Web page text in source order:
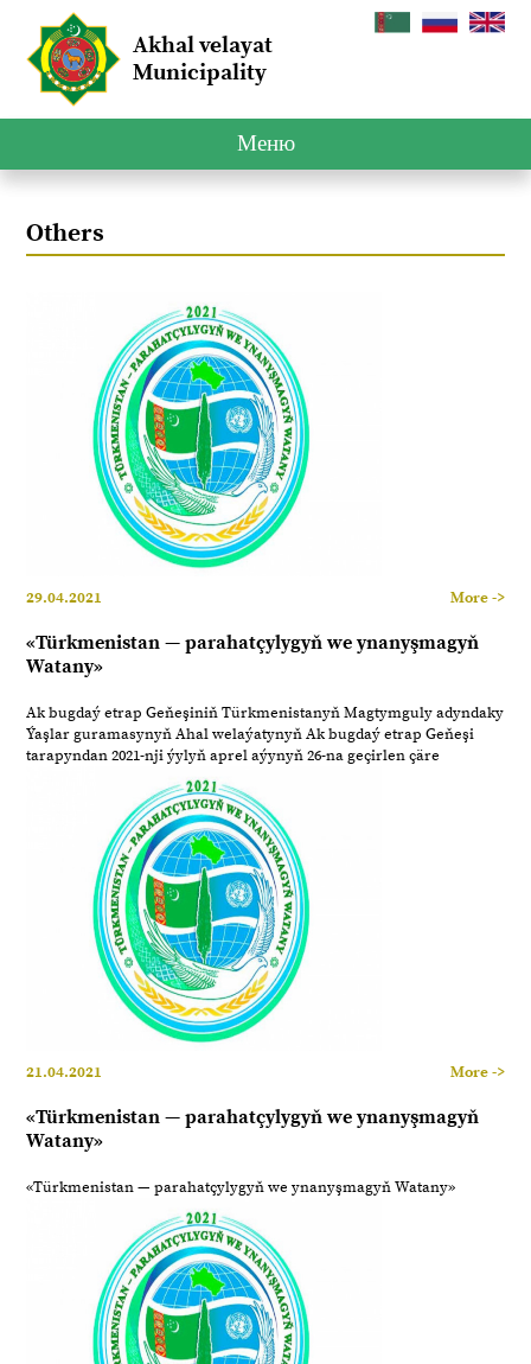
Akhal velayat
Municipality
Меню
Others
29.04.2021 More ->
«Türkmenistan — parahatçylygyň we ynanyşmagyň
Watany»
Ak bugdaý etrap Geňeşiniň Türkmenistanyň Magtymguly adyndaky
Ýaşlar guramasynyň Ahal welaýatynyň Ak bugdaý etrap Geňeşi
tarapyndan 2021-nji ýylyň aprel aýynyň 26-na geçirlen çäre
21.04.2021 More ->
«Türkmenistan — parahatçylygyň we ynanyşmagyň
Watany»
«Türkmenistan — parahatçylygyň we ynanyşmagyň Watany»